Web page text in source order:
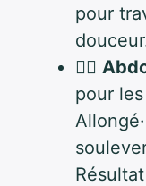
pour
🧘‍♂️
pour